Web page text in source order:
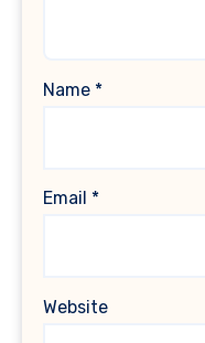
Name *
Email *
Website